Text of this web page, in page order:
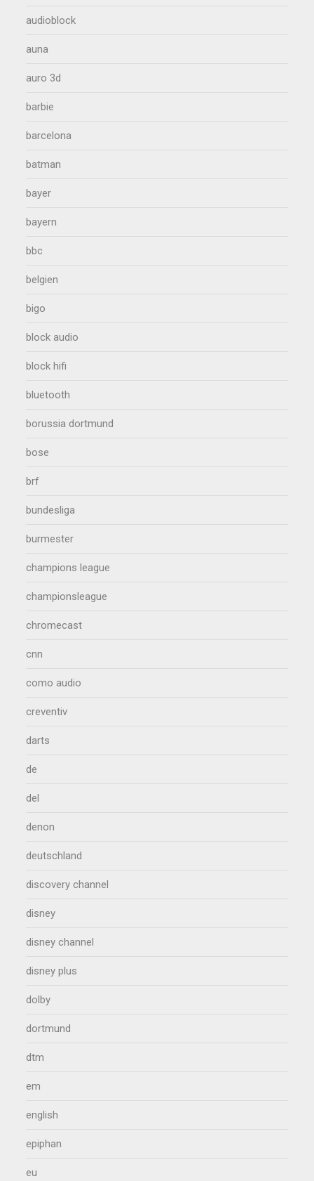
audioblock
auna
auro 3d
barbie
barcelona
batman
bayer
bayern
bbc
belgien
bigo
block audio
block hifi
bluetooth
borussia dortmund
bose
brf
bundesliga
burmester
champions league
championsleague
chromecast
cnn
como audio
creventiv
darts
de
del
denon
deutschland
discovery channel
disney
disney channel
disney plus
dolby
dortmund
dtm
em
english
epiphan
eu